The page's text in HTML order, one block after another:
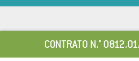
CONTRATO N.°